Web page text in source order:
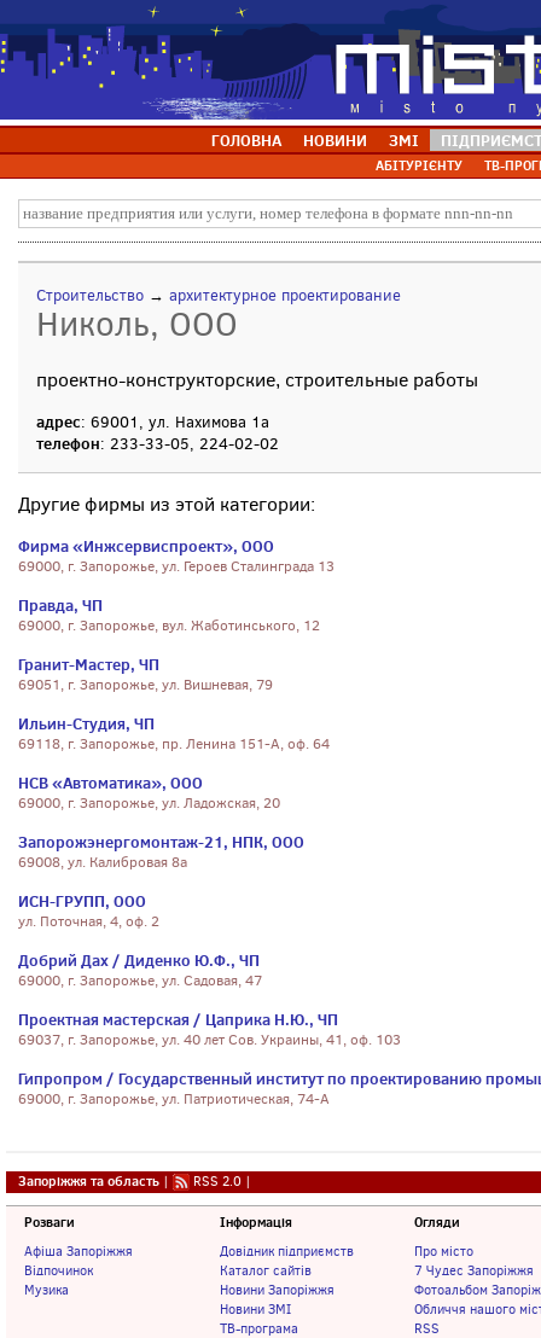
ГОЛОВНА НОВИНИ ЗМІ
АБІТУРІЄНТУ ТВ-
Строительство → архитектурное проектирование
Николь, ООО
проектно-конструкторские, строительные работы
адрес: 69001, ул. Нахимова 1а
телефон: 233-33-05, 224-02-02
Другие фирмы из этой категории:
Фирма «Инжсервиспроект», ООО
69000, г. Запорожье, ул. Героев Сталинграда 13
Правда, ЧП
69000, г. Запорожье, вул. Жаботинського, 12
Гранит-Мастер, ЧП
69051, г. Запорожье, ул. Вишневая, 79
Ильин-Студия, ЧП
69118, г. Запорожье, пр. Ленина 151-А, оф. 64
НСВ «Автоматика», ООО
69000, г. Запорожье, ул. Ладожская, 20
Запорожэнергомонтаж-21, НПК, ООО
69008, ул. Калибровая 8а
ИСН-ГРУПП, ООО
ул. Поточная, 4, оф. 2
Добрий Дах / Диденко Ю.Ф., ЧП
69000, г. Запорожье, ул. Садовая, 47
Проектная мастерская / Цаприка Н.Ю., ЧП
69037, г. Запорожье, ул. 40 лет Сов. Украины, 41, оф. 103
Гипропром / Государственный институт по проектированию
69000, г. Запорожье, ул. Патриотическая, 74-А
Запоріжжя та область | RSS 2.0 |
Розваги
Афіша Запоріжжя
Відпочинок
Музика
Інформація
Довідник підприємств
Каталог сайтів
Новини Запоріжжя
Новини ЗМІ
ТВ-програма
Огляди
Про місто
7 Чудес Запоріжжя
Фотоальбом
Обличчя нашого
RSS